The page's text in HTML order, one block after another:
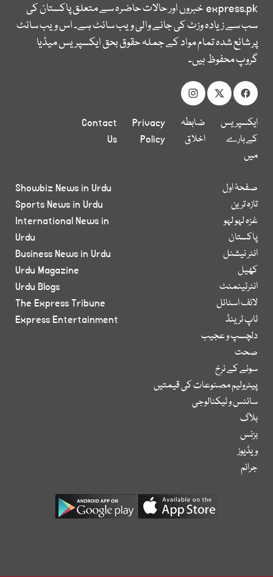
express.pkخبروں اور حالات حاضرہ سے متعلق پاکستان کی
سب سے زیادہ وزٹ کی جانے والی ویب سائٹ ہے۔ اس ویب سائٹ
پر شائع شدہ تمام مواد کے جملہ حقوق بحق ایکسپریس میڈیا
گروپ محفوظ ہیں۔
ایکسپریس
کے بارے
میں
ضابطہ
اخلاق
Privacy
Policy
Contact
Us
صفحۂ اول
تازہ ترین
غزہ لہو لہو
پاکستان
انٹر نیشنل
کھیل
انٹرٹینمنٹ
لائف اسٹائل
ٹاپ ٹرینڈ
دلچسپ و عجیب
صحت
سونے کے نرخ
پیٹرولیم مصنوعات کی قیمتیں
سائنس و ٹیکنالوجی
بلاگ
بزنس
ویڈیوز
جرائم
Showbiz News in Urdu
Sports News in Urdu
International News in
Urdu
Business News in Urdu
Urdu Magazine
Urdu Blogs
The Express Tribune
Express Entertainment